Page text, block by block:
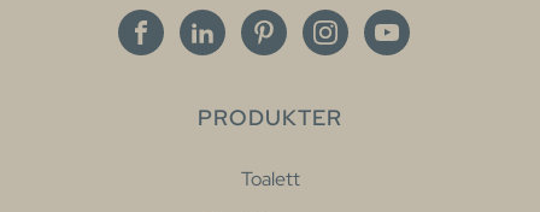
PRODUKTER
Toalett